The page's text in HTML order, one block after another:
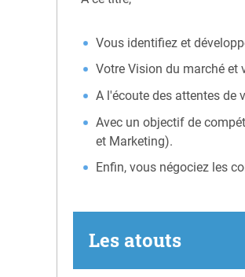
Vous identifiez et
Votre Vision du marché et
A l'écoute des attentes
Avec un objectif de
et Marketing).
Enfin, vous négociez les
Les atouts